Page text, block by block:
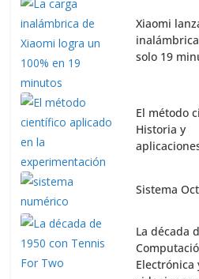
Xiaomi
solo 19
El método
Historia y
Sistema
La década
Electrónica